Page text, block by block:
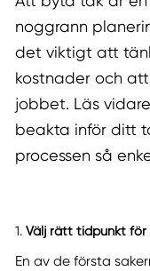
noggrann
det viktigt att
kostnader och
jobbet. Läs
beakta inför ditt
processen så
1. Välj rätt tidpunkt
En av de första